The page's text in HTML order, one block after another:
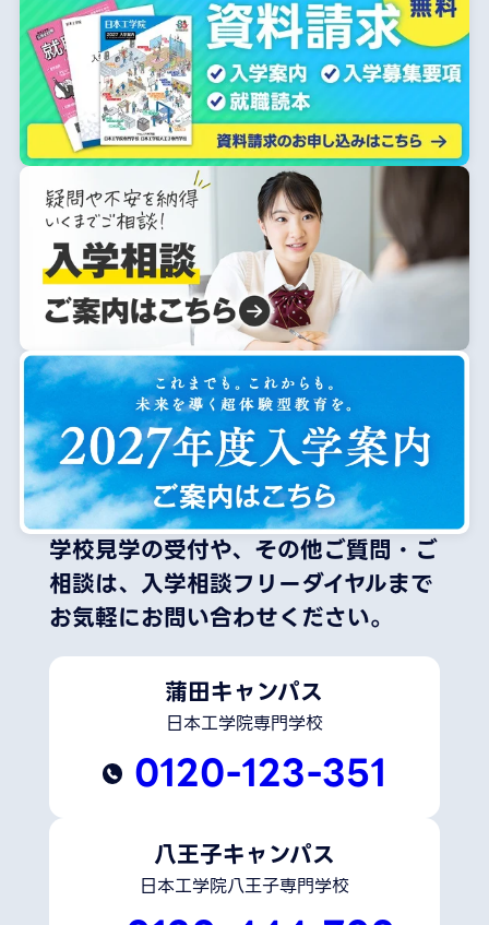
学校見学の受付や、その他ご質問・ご
相談は、 入学相談フリーダイヤルまで
お気軽にお問い合わせください。
蒲田キャンパス
日本工学院専門学校
0120-123-351
八王子キャンパス
日本工学院八王子専門学校